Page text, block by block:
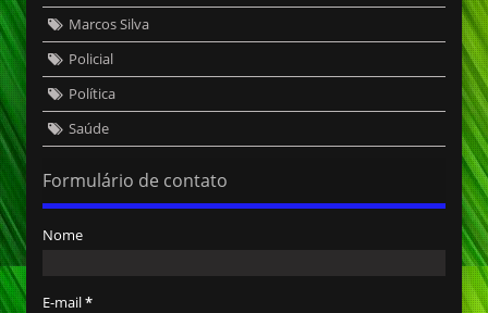
Marcos Silva
Policial
Política
Saúde
Formulário de contato
Nome
E-mail*